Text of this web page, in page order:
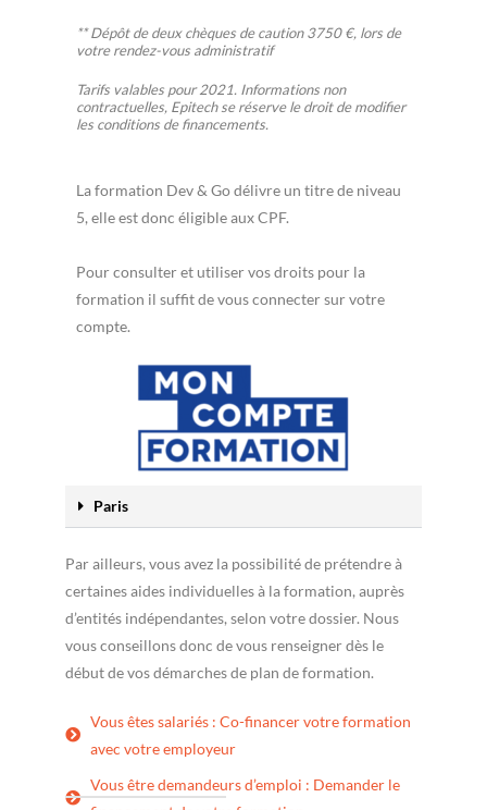
** Dépôt de deux chèques de caution 3750 €, lors de
votre rendez-vous administratif
Tarifs valables pour 2021. Informations non
contractuelles, Epitech se réserve le droit de modifier
les conditions de financements.
La formation Dev & Go délivre un titre de niveau
5, elle est donc éligible aux CPF.
Pour consulter et utiliser vos droits pour la
formation il suffit de vous connecter sur votre
compte.
Paris
Par ailleurs, vous avez la possibilité de prétendre à
certaines aides individuelles à la formation, auprès
d’entités indépendantes, selon votre dossier. Nous
vous conseillons donc de vous renseigner dès le
début de vos démarches de plan de formation.
Vous êtes salariés : Co-financer votre formation
avec votre employeur
Vous être demandeurs d’emploi : Demander le